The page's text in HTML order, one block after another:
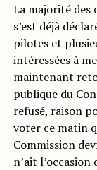
La majorité des
s’est déjà
pilotes et
intéressées à
maintenant
publique du
refusé, raison
voter ce matin
Commission
n’ait